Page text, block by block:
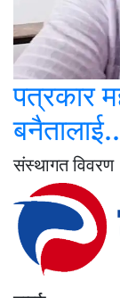
पत्रकार
संस्थागत विवरण